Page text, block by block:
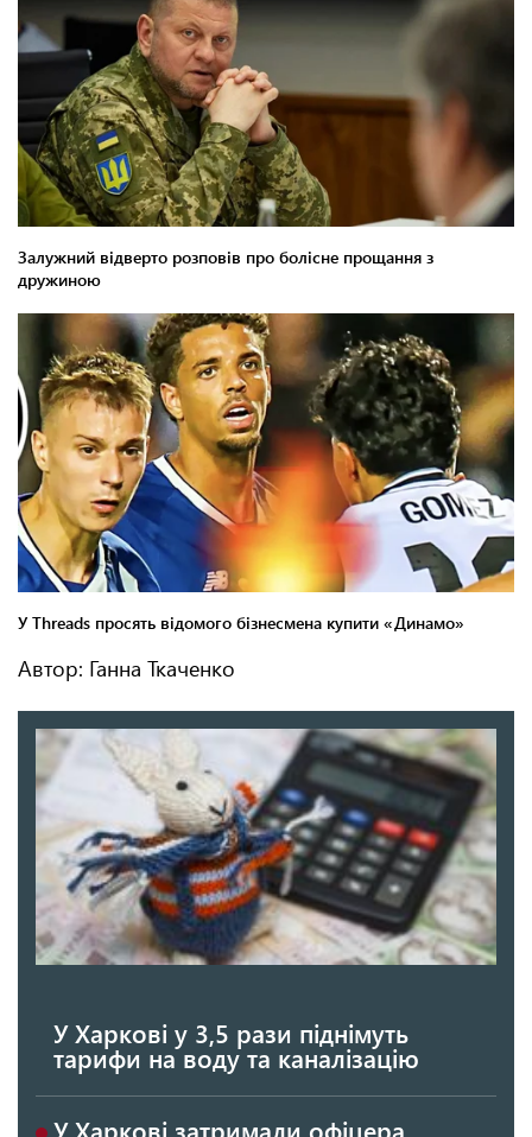
Автор: Ганна Ткаченко
У Харкові у 3,5 рази піднімуть
тарифи на воду та каналізацію
У Харкові затримали офіцера